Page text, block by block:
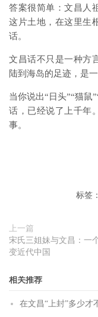
答案很简单：文昌人
这片土地，在这里生
话。
文昌话不只是一种方
陆到海岛的足迹，是
当你说出“日头”“猫鼠
话，已经说了上千年
事。
标签：
上一篇
宋氏三姐妹与文昌：一
变近代中国
相关推荐
在文昌“上封”多少才